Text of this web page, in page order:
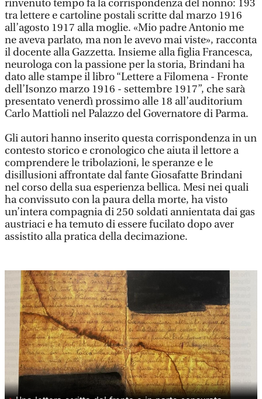
rinvenuto tempo fa la corrispondenza del nonno: 193
tra lettere e cartoline postali scritte dal marzo 1916
all’agosto 1917 alla moglie. «Mio padre Antonio me
ne aveva parlato, ma non le avevo mai viste», racconta
il docente alla Gazzetta. Insieme alla figlia Francesca,
neurologa con la passione per la storia, Brindani ha
dato alle stampe il libro “Lettere a Filomena - Fronte
dell’Isonzo marzo 1916 - settembre 1917”, che sarà
presentato venerdì prossimo alle 18 all’auditorium
Carlo Mattioli nel Palazzo del Governatore di Parma.
Gli autori hanno inserito questa corrispondenza in un
contesto storico e cronologico che aiuta il lettore a
comprendere le tribolazioni, le speranze e le
disillusioni affrontate dal fante Giosafatte Brindani
nel corso della sua esperienza bellica. Mesi nei quali
ha convissuto con la paura della morte, ha visto
un’intera compagnia di 250 soldati annientata dai gas
austriaci e ha temuto di essere fucilato dopo aver
assistito alla pratica della decimazione.